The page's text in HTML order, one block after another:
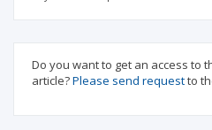
Do you want to get an access to
article?Please send requestto